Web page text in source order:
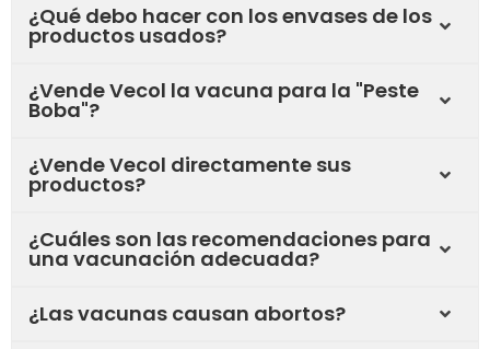
¿Qué debo hacer con los envases de los
productos usados?
¿Vende Vecol la vacuna para la "Peste
Boba"?
¿Vende Vecol directamente sus
productos?
¿Cuáles son las recomendaciones para
una vacunación adecuada?
¿Las vacunas causan abortos?